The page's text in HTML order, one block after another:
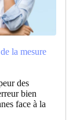
la mesure
des
bien
face à la